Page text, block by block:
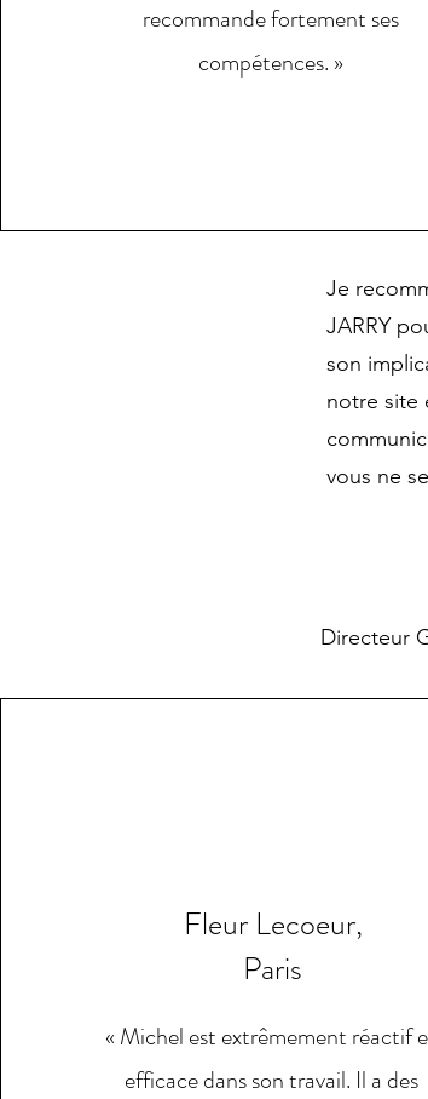
recommande fortement ses
compétences. »
Je
JARRY
son
notre site
vous ne
Directeur
Fleur Lecoeur,
Paris
« Michel est extrêmement réactif
efficace dans son travail. Il a des